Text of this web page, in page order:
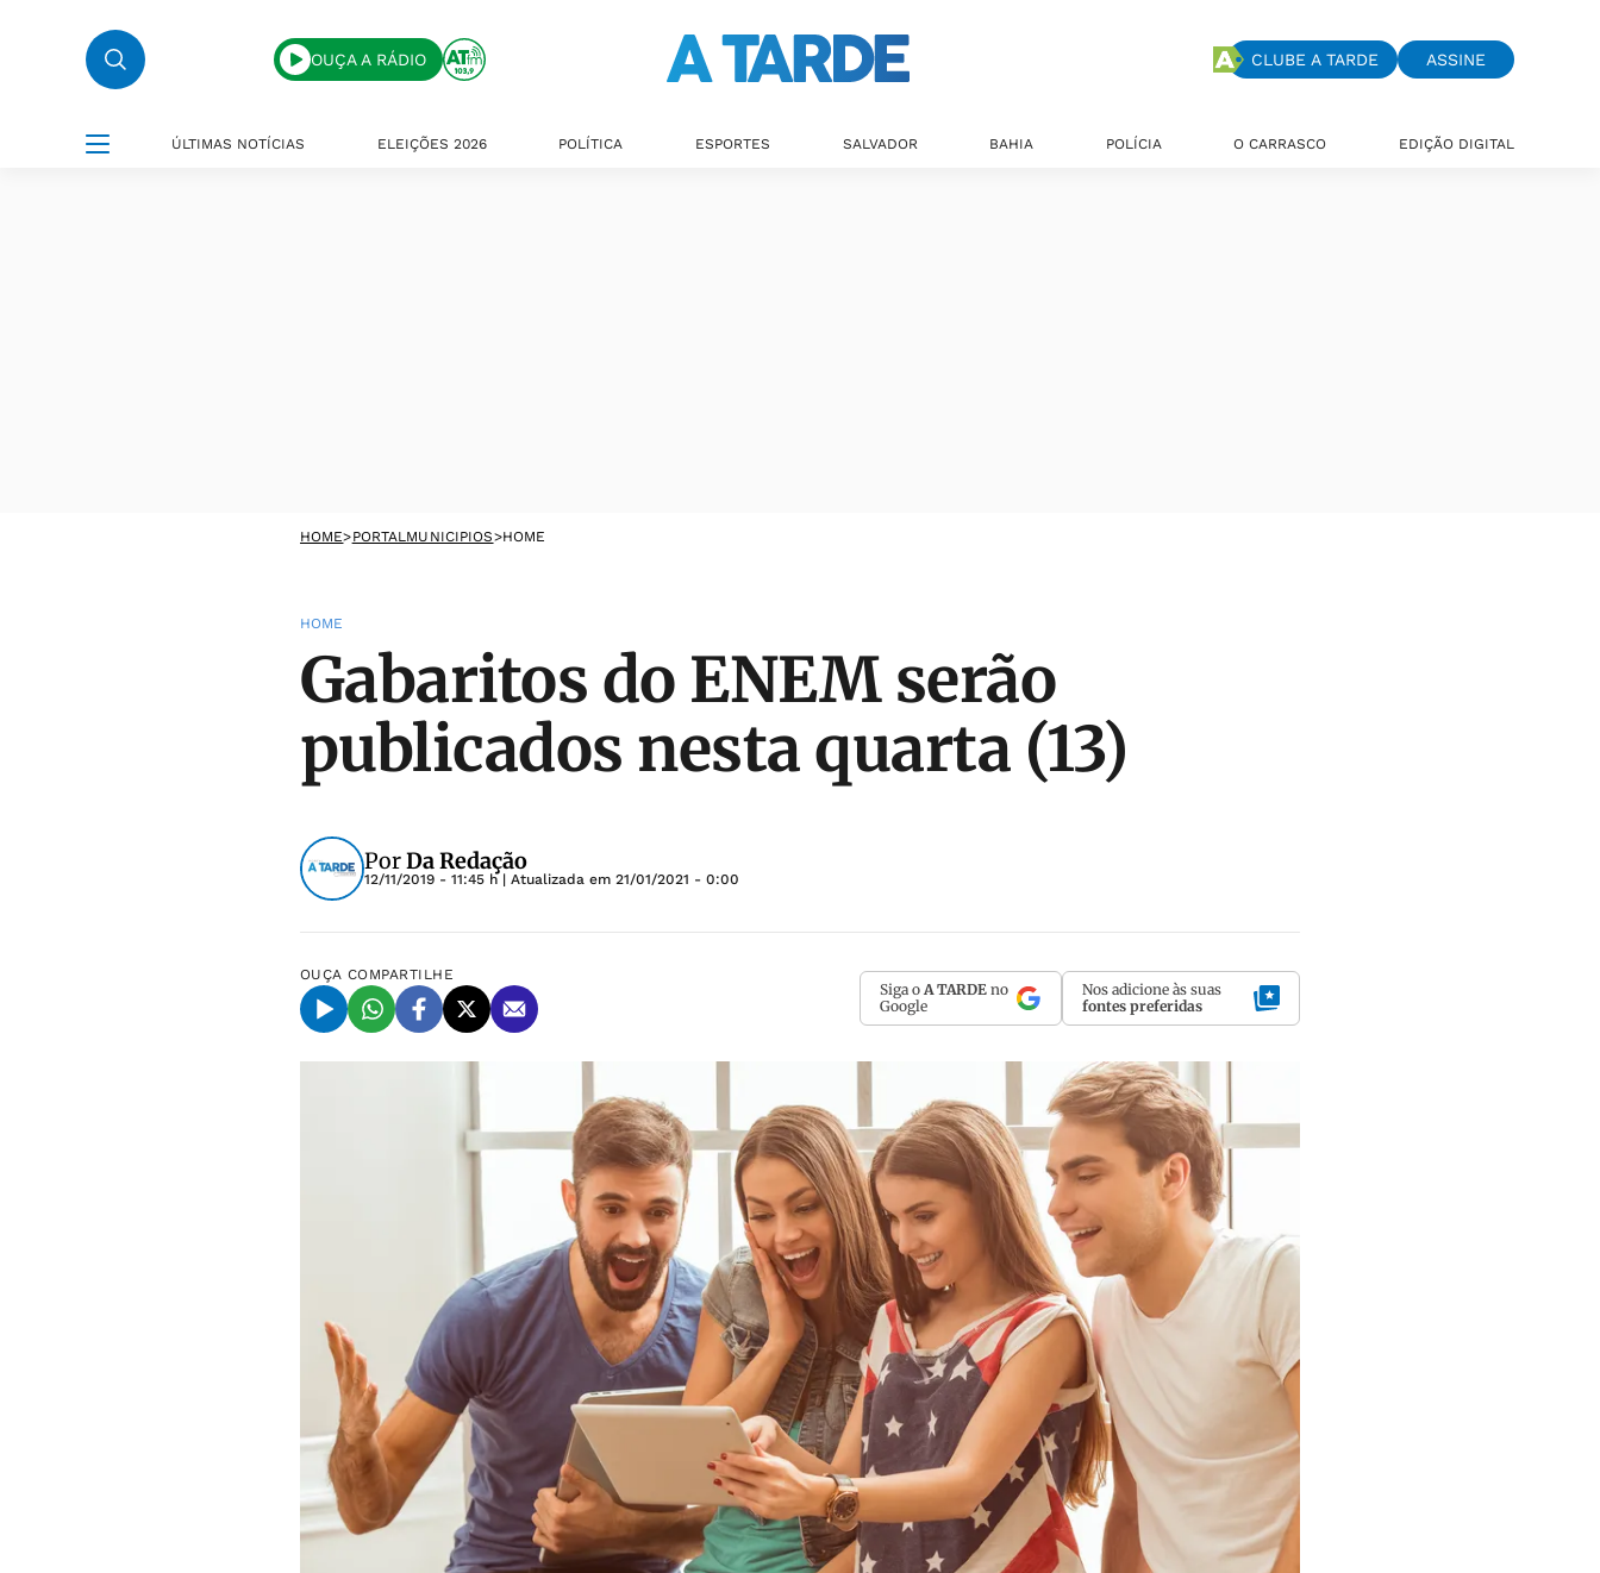
OUÇA A RÁDIO CLUBE A TARDE ASSINE
ÚLTIMAS NOTÍCIAS ELEIÇÕES 2026 POLÍTICA ESPORTES SALVADOR BAHIA POLÍCIA O CARRASCO EDIÇÃO DIGITAL
HOME>PORTALMUNICIPIOS>HOME
HOME
Gabaritos do ENEM serão
publicados nesta quarta (13)
PorDa Redação
12/11/2019 - 11:45 h| Atualizada em 21/01/2021 - 0:00
OUÇA COMPARTILHE
Siga o A TARDE no
Google
Nos adicione às suas
fontes preferidas